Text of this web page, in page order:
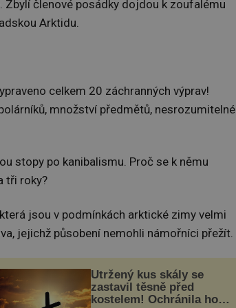
Zbylí členové posádky dojdou k zoufalému
Arktidu.
celkem 20 záchranných výprav!
množství předmětů, nesrozumitelné
stopy po kanibalismu. Proč se k němu
tři roky?
jsou v podmínkách arktické zimy velmi
jejichž působení nemohli námořníci přežít.
Utržený kus skály se
zastavil těsně před
kostelem! Ochránila ho